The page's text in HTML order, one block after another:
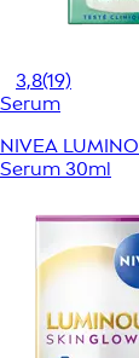
3,8(19)
Serum
NIVEA
Serum 30ml